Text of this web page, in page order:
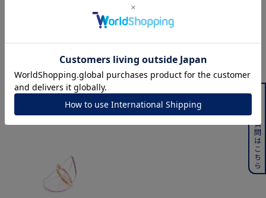
360° Product Viewer よくある質問はこちら